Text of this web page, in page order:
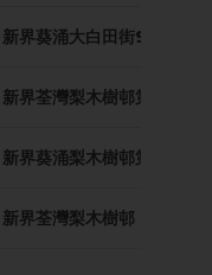
新界葵涌大白田街99號
新界荃灣梨木樹邨第二號校
新界葵涌梨木樹邨第三座校
新界荃灣梨木樹邨